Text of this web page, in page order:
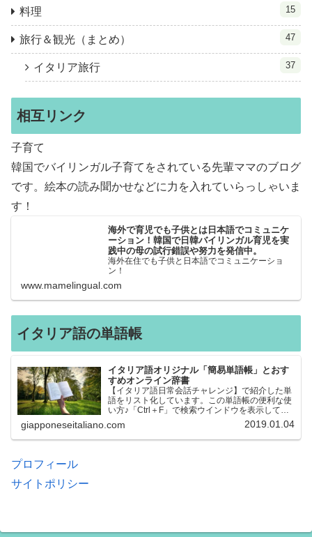
料理 15
旅行＆観光（まとめ） 47
イタリア旅行 37
相互リンク
子育て
韓国でバイリンガル子育てをされている先輩ママのブログ
です。絵本の読み聞かせなどに力を入れていらっしゃいま
す！
海外で育児でも子供とは日本語でコミュニケ
ーション！韓国で日韓バイリンガル育児を実
践中の母の試行錯誤や努力を発信中。
海外在住でも子供と日本語でコミュニケーショ
ン！
www.mamelingual.com
イタリア語の単語帳
イタリア語オリジナル「簡易単語帳」とおす
すめオンライン辞書
【イタリア語日常会話チャレンジ】で紹介した単
語をリスト化しています。この単語帳の便利な使
い方♪「Ctrl＋F」で検索ウインドウを表示して、
知りたい単語を探すことができます。イタリア語
→日本語、日本語→イタリア語 どちらでも検索
できるので、良…
giapponeseitaliano.com 2019.01.04
プロフィール
サイトポリシー